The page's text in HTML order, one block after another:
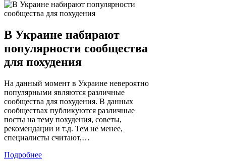
В Украине набирают
популярности сообщества
для похудения
На данный момент в Украине невероятно
популярными являются различные
сообщества для похудения. В данных
сообществах публикуются различные
посты на тему похудения, советы,
рекомендации и т.д. Тем не менее,
специалисты считают,…
Подробнее